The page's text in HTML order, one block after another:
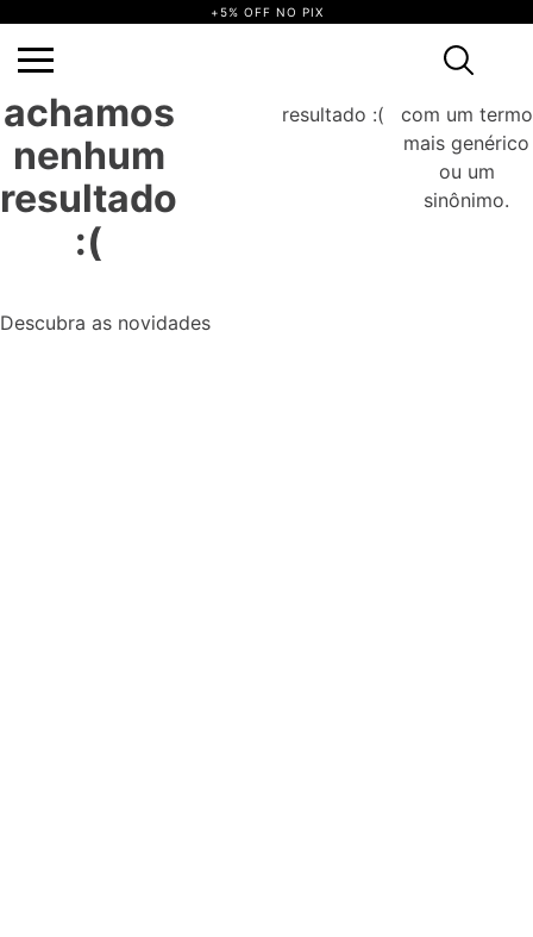
+5% OFF NO PIX
Ops, não
achamos
nenhum
resultado
:(
resultado :(
Tente
com um termo
mais genérico
ou um
sinônimo.
Descubra as novidades